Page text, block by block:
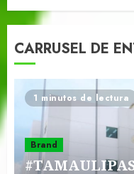
CARRUSEL DE
2 minutos leídos
Brand